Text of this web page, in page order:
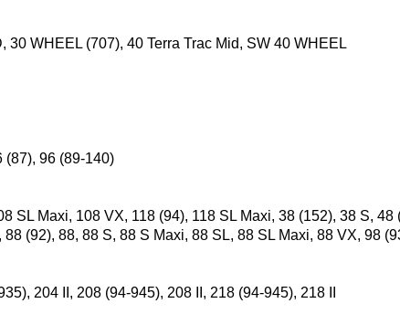
WHEEL (707), 40 Terra Trac Mid, SW 40 WHEEL
(87), 96 (89-140)
SL Maxi, 108 VX, 118 (94), 118 SL Maxi, 38 (152), 38 S,
(92), 88, 88 S, 88 S Maxi, 88 SL, 88 SL Maxi, 88 VX, 98
204 II, 208 (94-945), 208 II, 218 (94-945), 218 II